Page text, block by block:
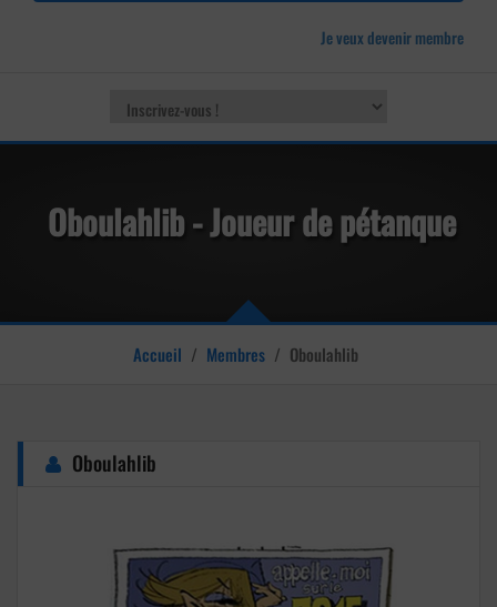
Je veux devenir membre
Oboulahlib - Joueur de pétanque
Accueil / Membres / Oboulahlib
Oboulahlib